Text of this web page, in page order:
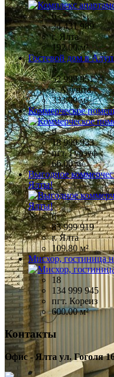
6
24 431 989
г. Ялта
192.00 м²
Гостевой дом в
5
52 999 951
г. Алушта
333.00 м²
Коммерческое
9
18 999 933
пгт. Гурзуф
66.00 м²
Выгодное
Ялты!
6
83 999 919
г. Ялта
109.80 м²
Мисхор, гостиница
18
134 999 945
пгт. Кореиз
600.00 м²
Контакты
Офис - Ялта ул. Гоголя